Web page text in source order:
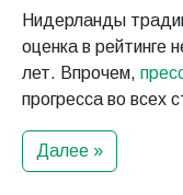
Нидерланды
оценка в рейтинге
лет. Впрочем,
прогресса во всех
Далее »